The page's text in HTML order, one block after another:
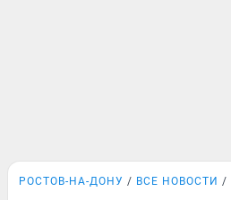
РОСТОВ-НА-ДОНУ ВСЕ НОВОСТИ